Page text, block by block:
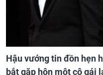
Hậu vướng tin đồn hẹn
bắt gặp hôn một cô gái